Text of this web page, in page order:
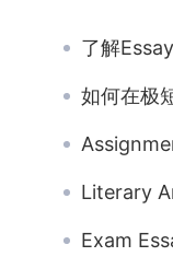
了解
如何在极短的时间
Assignment太
Literary
Exam